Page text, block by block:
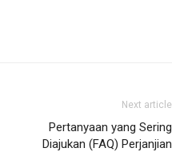
Next article
Pertanyaan yang Sering
Diajukan (FAQ) Perjanjian